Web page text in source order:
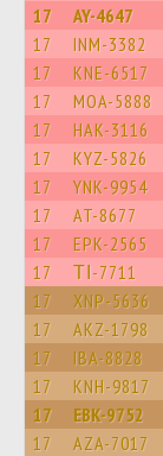
17 AY-4647
17 INM-3382
17 KNE-6517
17 MOA-5888
17 HAK-3116
17 KYZ-5826
17 YNK-9954
17 AT-8677
17 EPK-2565
17 ΤΙ-7711
17 XNP-5636
17 AKZ-1798
17 IBA-8828
17 KNH-9817
17 EBK-9752
17 AZA-7017